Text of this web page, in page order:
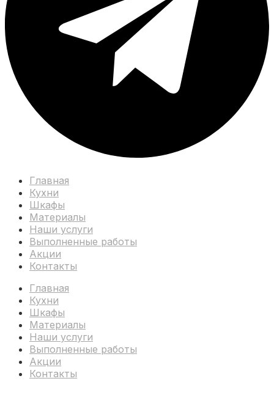
Главная
Кухни
Шкафы
Материалы
Наши услуги
Выполненные работы
Акции
Контакты
Главная
Кухни
Шкафы
Материалы
Наши услуги
Выполненные работы
Акции
Контакты